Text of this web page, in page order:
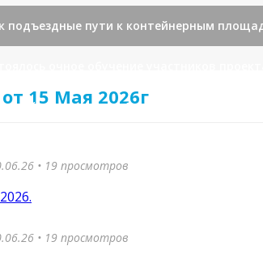
подъездные пути к контейнерным
усилили работу по вывозу мусора.
главы города Каспийска.
15 Мая 2026г
• 19 просмотров
• 19 просмотров